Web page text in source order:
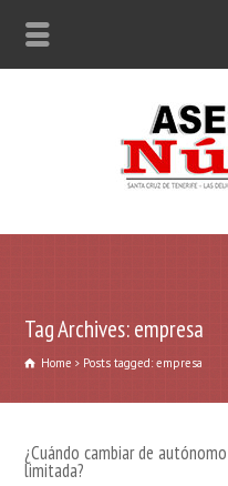
Tag Archives: empresa
Home Posts tagged: empresa
¿Cuándo cambiar de
limitada?